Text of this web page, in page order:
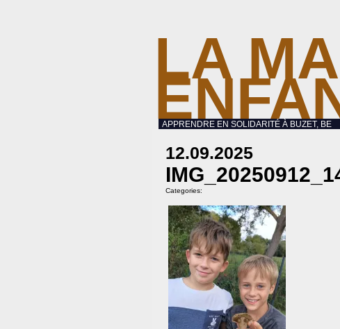
LA
APPRENDRE EN SOLIDARITÉ À BUZET, BE
12.09.2025
Categories: